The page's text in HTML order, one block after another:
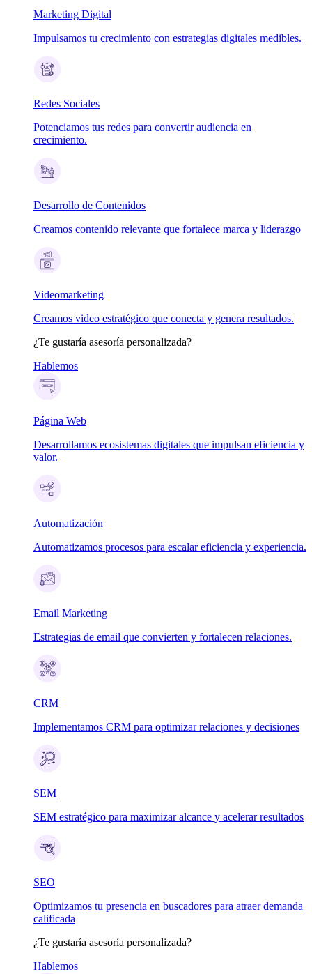
Marketing Digital
Impulsamos tu crecimiento con estrategias digitales medibles.
Redes Sociales
Potenciamos tus redes para convertir audiencia en
crecimiento.
Desarrollo de Contenidos
Creamos contenido relevante que fortalece marca y liderazgo
Videomarketing
Creamos video estratégico que conecta y genera resultados.
¿Te gustaría asesoría personalizada?
Hablemos
Página Web
Desarrollamos ecosistemas digitales que impulsan eficiencia y
valor.
Automatización
Automatizamos procesos para escalar eficiencia y experiencia.
Email Marketing
Estrategias de email que convierten y fortalecen relaciones.
CRM
Implementamos CRM para optimizar relaciones y decisiones
SEM
SEM estratégico para maximizar alcance y acelerar resultados
SEO
Optimizamos tu presencia en buscadores para atraer demanda
calificada
¿Te gustaría asesoría personalizada?
Hablemos